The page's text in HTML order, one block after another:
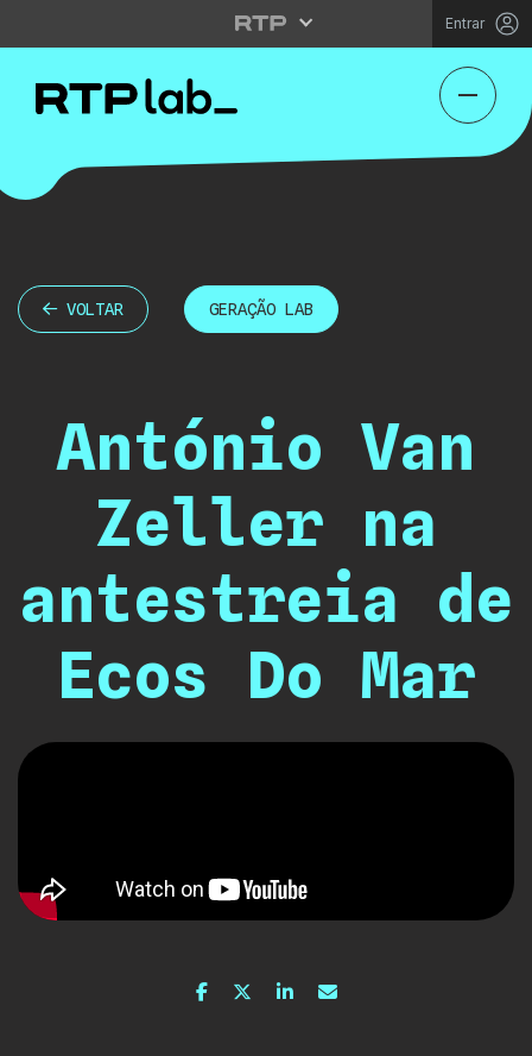
Entrar
VOLTAR GERAÇÃO LAB
António Van
Zeller na
antestreia de
Ecos Do Mar